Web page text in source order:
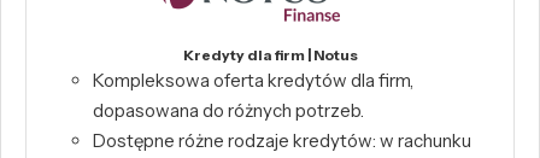
Kredyty dla firm | Notus
Kompleksowa oferta kredytów dla firm,
dopasowana do różnych potrzeb.
Dostępne różne rodzaje kredytów: w rachunku